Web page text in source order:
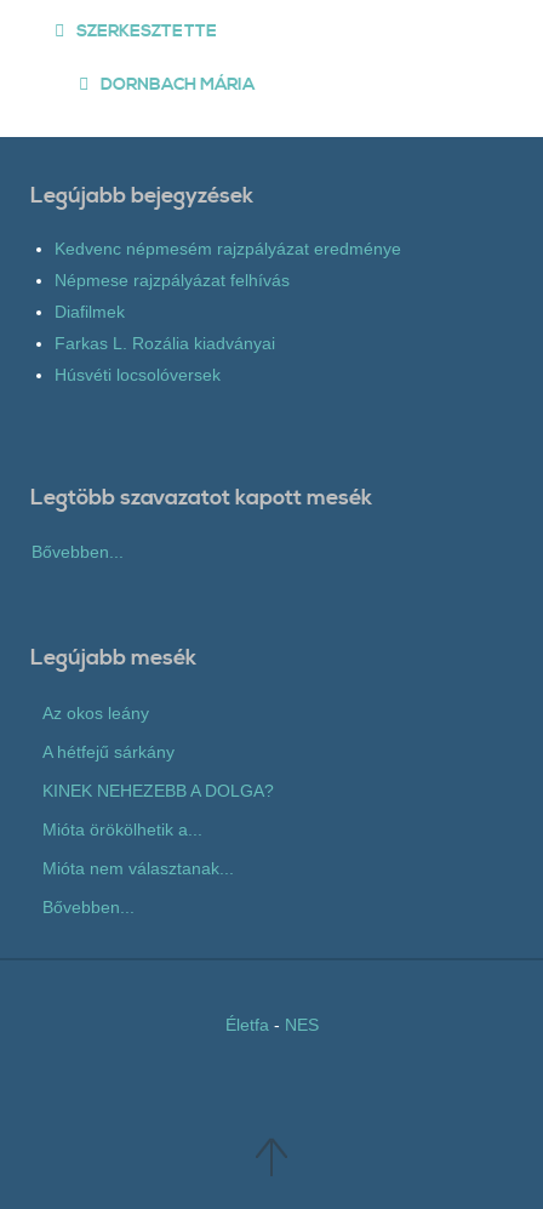
SZERKESZTETTE
DORNBACH MÁRIA
Legújabb bejegyzések
Kedvenc népmesém rajzpályázat eredménye
Népmese rajzpályázat felhívás
Diafilmek
Farkas L. Rozália kiadványai
Húsvéti locsolóversek
Legtöbb szavazatot kapott mesék
Bővebben...
Legújabb mesék
Az okos leány
A hétfejű sárkány
KINEK NEHEZEBB A DOLGA?
Mióta örökölhetik a...
Mióta nem választanak...
Bővebben...
Életfa - NES